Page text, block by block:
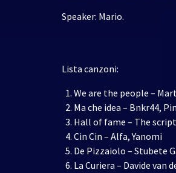
Speaker: Mario.
Lista canzoni:
We are the people –
⁠⁠Ma che idea – Bnkr44,
⁠⁠Hall of fame – The script
⁠⁠Cin Cin – Alfa, Yanomi
⁠⁠De Pizzaiolo – Stubete
⁠⁠La Curiera – Davide van